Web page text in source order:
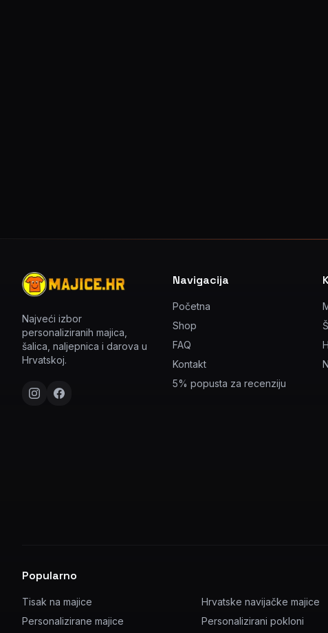
Najveći izbor
personaliziranih majica,
šalica, naljepnica i darova u
Hrvatskoj.
Navigacija
Početna
Shop
FAQ
Kontakt
5% popusta za recenziju
Popularno
Tisak na majice
Personalizirane majice
Hrvatske navijačke majice
Personalizirani pokloni